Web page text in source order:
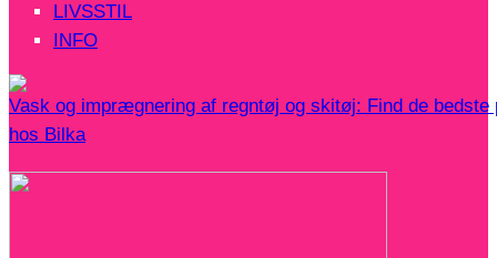
LIVSSTIL
INFO
Vask og imprægnering af regntøj og skitøj: Find de bedste
hos Bilka